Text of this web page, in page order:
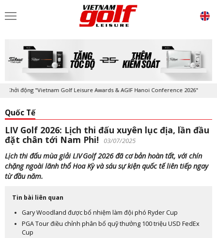
động "Vietnam Golf Leisure Awards & AGIF Hanoi Conference 2026"
Quốc Tế
LIV Golf 2026: Lịch thi đấu xuyên lục địa, lần đầu
đặt chân tới Nam Phi!
03/07/2025
Lịch thi đấu mùa giải LIV Golf 2026 đã cơ bản hoàn tất, với chín
chặng ngoài lãnh thổ Hoa Kỳ và sáu sự kiện quốc tế liên tiếp ngay
từ đầu năm.
Tin bài liên quan
Gary Woodland được bổ nhiệm làm đội phó Ryder Cup
PGA Tour điều chỉnh phân bổ quỹ thưởng 100 triệu USD FedEx
Cup